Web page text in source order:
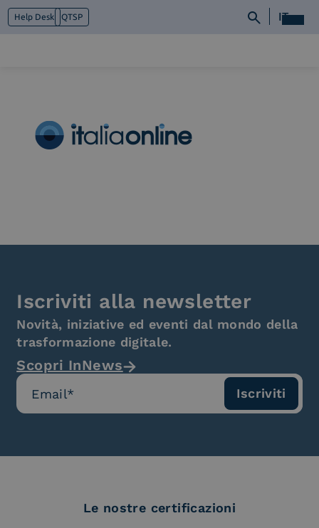
Help Desk QTSP IT
Cosa facciamo
Piattaforme
Iscriviti alla newsletter
Novità, iniziative ed eventi dal mondo della
trasformazione digitale.
Scopri InNews
Le nostre certificazioni